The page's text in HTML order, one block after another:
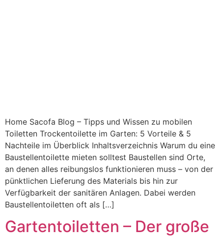
Home Sacofa Blog – Tipps und Wissen zu mobilen
Toiletten Trockentoilette im Garten: 5 Vorteile & 5
Nachteile im Überblick Inhaltsverzeichnis Warum du eine
Baustellentoilette mieten solltest Baustellen sind Orte,
an denen alles reibungslos funktionieren muss – von der
pünktlichen Lieferung des Materials bis hin zur
Verfügbarkeit der sanitären Anlagen. Dabei werden
Baustellentoiletten oft als […]
Gartentoiletten – Der große